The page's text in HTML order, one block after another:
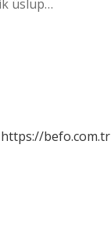
üslup…
https://befo.com.tr